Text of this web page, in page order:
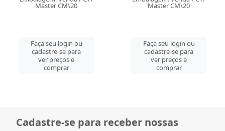
Master CM\20
Faça seu login ou
cadastre-se para
ver preços e
comprar
Master CM\20
Faça seu login ou
cadastre-se para
ver preços e
comprar
Cadastre-se para receber nossas